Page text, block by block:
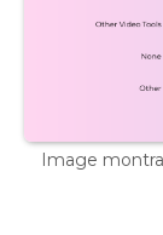
Image